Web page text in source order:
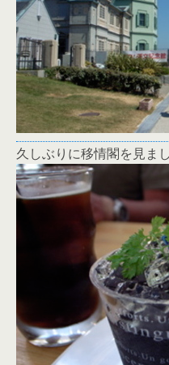
久しぶりに移情閣を見まし